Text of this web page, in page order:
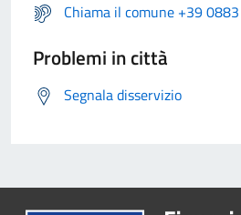
Chiama il comune +39
Problemi in città
Segnala disservizio